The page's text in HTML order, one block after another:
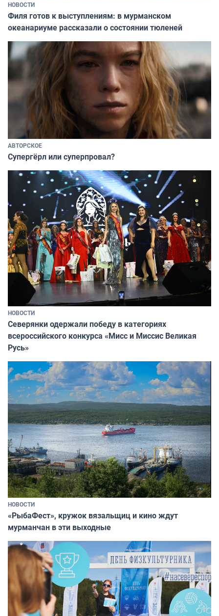
НОВОСТИ
Филя готов к выступлениям: в мурманском
океанариуме рассказали о состоянии тюленей
АВТОРСКОЕ
Супергёрл или суперпровал?
НОВОСТИ
Северянки одержали победу в категориях
всероссийского конкурса «Мисс и Миссис Великая
Русь»
НОВОСТИ
«РыбаФест», кружок вязальщиц и кино ждут
мурманчан в эти выходные